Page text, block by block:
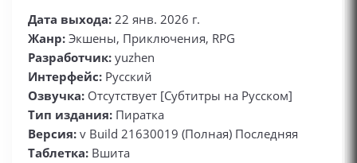
Дата выхода: 22 янв. 2026 г.
Жанр: Экшены, Приключения, RPG
Разработчик: yuzhen
Интерфейс: Русский
Озвучка: Отсутствует [Субтитры на Русском]
Тип издания: Пиратка
Версия: v Build 21630019 (Полная) Последняя
Таблетка: Вшита